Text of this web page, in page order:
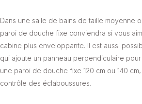
Dans une salle de bains de taille moyenne
paroi de douche fixe conviendra si vous
cabine plus enveloppante. Il est aussi
qui ajoute un panneau perpendiculaire pour
une paroi de douche fixe 120 cm ou 140
contrôle des éclaboussures.